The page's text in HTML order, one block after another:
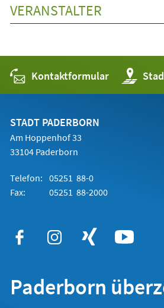
VERANSTALTER
Kontaktformular (Öffnet
in
einem
STADT PADERBORN
Am Hoppenhof 33
33104 Paderborn
Telefon: 05251 88-0
Fax:
05251 88-2000
Paderborn